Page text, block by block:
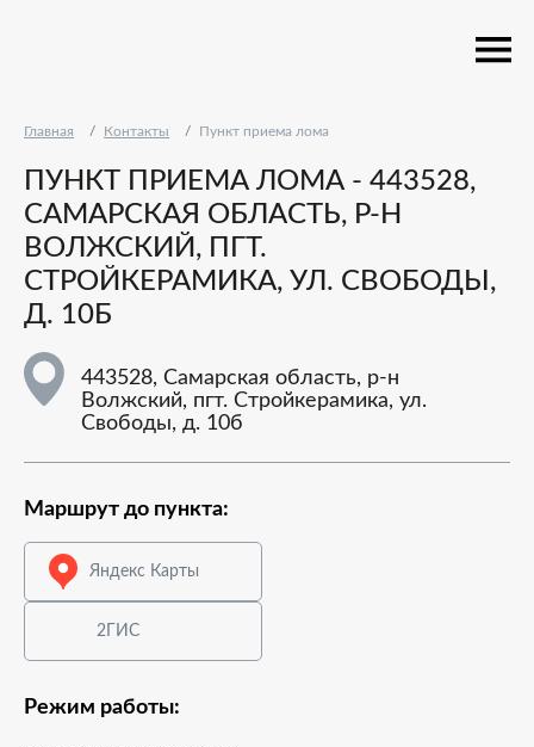
Главная Контакты Пункт приема лома
ПУНКТ ПРИЕМА ЛОМА - 443528,
САМАРСКАЯ ОБЛАСТЬ, Р-Н
ВОЛЖСКИЙ, ПГТ.
СТРОЙКЕРАМИКА, УЛ. СВОБОДЫ,
Д. 10Б
443528, Самарская область, р-н
Волжский, пгт. Стройкерамика, ул.
Свободы, д. 10б
Маршрут до пункта:
Яндекс Карты
2ГИС
Режим работы: